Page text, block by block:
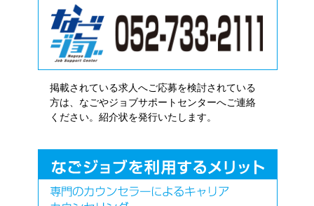
掲載されている求人へご応募を検討されている
方は、なごやジョブサポートセンターへご連絡
ください。紹介状を発行いたします。